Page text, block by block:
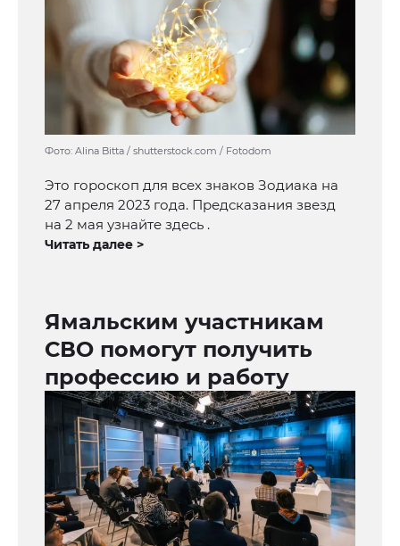
Фото: Alina Bitta / shutterstock.com / Fotodom
Это гороскоп для всех знаков Зодиака на
27 апреля 2023 года. Предсказания звезд
на 2 мая узнайте здесь .
Читать далее >
Ямальским участникам
СВО помогут получить
профессию и работу